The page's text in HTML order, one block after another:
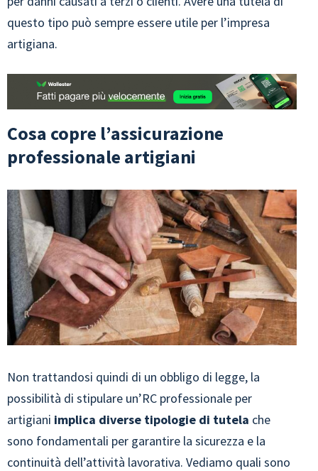
questo tipo può sempre essere utile per l’impresa
artigiana.
Cosa copre l’assicurazione
professionale artigiani
Non trattandosi quindi di un obbligo di legge, la
possibilità di stipulare un’RC professionale per
artigiani implica diverse tipologie di tutela che
sono fondamentali per garantire la sicurezza e la
continuità dell’attività lavorativa. Vediamo quali sono